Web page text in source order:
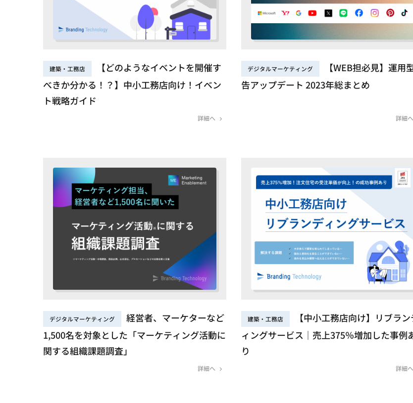
建築・工務店
【どのようなイベントを開催す
べきか分かる！？】中小工務店向け！イベン
ト戦略ガイド
詳細へ
デジタルマーケティング
【WEB担必見】運用
告アップデート 2023年総まとめ
詳細へ
デジタルマーケティング
経営者、マーケターなど
1,500名を対象とした「マーケティング活動に
関する組織課題調査」
詳細へ
建築・工務店
【中小工務店向け】リブラ
ィングサービス｜売上375％増加した事例
り
詳細へ